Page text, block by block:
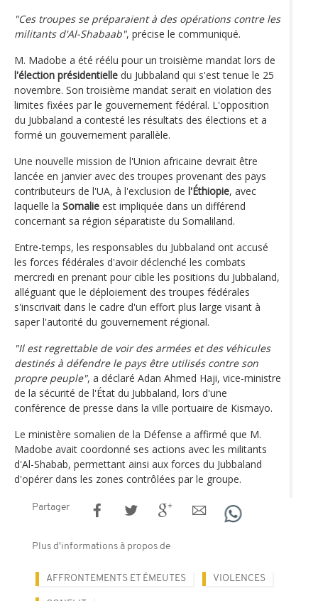
"Ces troupes se préparaient à des opérations contre les
militants d'Al-Shabaab", précise le communiqué.
M. Madobe a été réélu pour un troisième mandat lors de
l'élection présidentielle du Jubbaland qui s'est tenue le 25
novembre. Son troisième mandat serait en violation des
limites fixées par le gouvernement fédéral. L'opposition
du Jubbaland a contesté les résultats des élections et a
formé un gouvernement parallèle.
Une nouvelle mission de l'Union africaine devrait être
lancée en janvier avec des troupes provenant des pays
contributeurs de l'UA, à l'exclusion de l'Éthiopie, avec
laquelle la Somalie est impliquée dans un différend
concernant sa région séparatiste du Somaliland.
Entre-temps, les responsables du Jubbaland ont accusé
les forces fédérales d'avoir déclenché les combats
mercredi en prenant pour cible les positions du Jubbaland,
alléguant que le déploiement des troupes fédérales
s'inscrivait dans le cadre d'un effort plus large visant à
saper l'autorité du gouvernement régional.
"Il est regrettable de voir des armées et des véhicules
destinés à défendre le pays être utilisés contre son
propre peuple", a déclaré Adan Ahmed Haji, vice-ministre
de la sécurité de l'État du Jubbaland, lors d'une
conférence de presse dans la ville portuaire de Kismayo.
Le ministère somalien de la Défense a affirmé que M.
Madobe avait coordonné ses actions avec les militants
d'Al-Shabab, permettant ainsi aux forces du Jubbaland
d'opérer dans les zones contrôlées par le groupe.
Partager
Plus d'informations à propos de
AFFRONTEMENTS ET ÉMEUTES VIOLENCES